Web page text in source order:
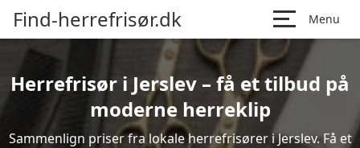
Find-herrefrisør.dk Menu
Herrefrisør i Jerslev – få et tilbud på
moderne herreklip
Sammenlign priser fra lokale herrefrisører i Jerslev. Få et